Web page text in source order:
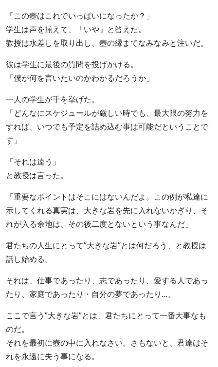
「この壺はこれでいっぱいになったか？」
学生は声を揃えて、「いや」と答えた。
教授は水差しを取り出し、壺の縁までなみなみと注いだ。
彼は学生に最後の質問を投げかける。
「僕が何を言いたいのかわかるだろうか」
一人の学生が手を挙げた。
「どんなにスケジュールが厳しい時でも、最大限の努力を
すれば、いつでも予定を詰め込む事は可能だということで
す」
「それは違う」
と教授は言った。
「重要なポイントはそこにはないんだよ。この例が私達に
示してくれる真実は、大きな岩を先に入れないかぎり、そ
れが入る余地は、その後二度とないという事なんだ」
君たちの人生にとって”大きな岩”とは何だろう、と教授は
話し始める。
それは、仕事であったり、志であったり、愛する人であっ
たり、家庭であったり・自分の夢であったり…。
ここで言う”大きな岩”とは、君たちにとって一番大事なも
のだ。
それを最初に壺の中に入れなさい。さもないと、君達はそ
れを永遠に失う事になる。